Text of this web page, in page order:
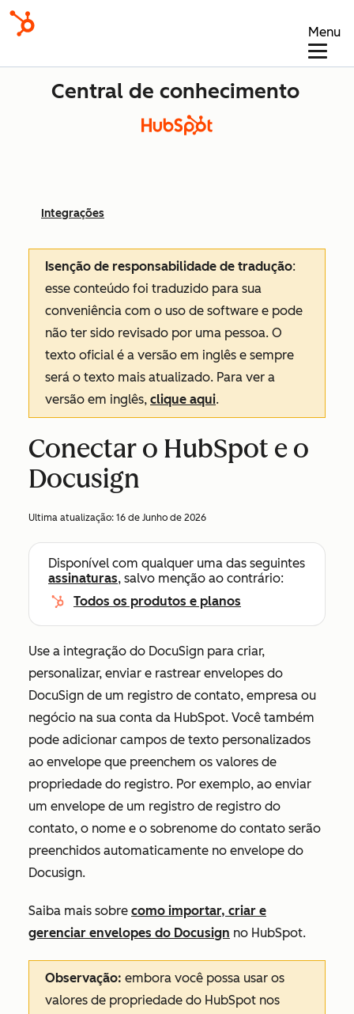
Menu
Central de conhecimento
Integrações
Isenção de responsabilidade de tradução:
esse conteúdo foi traduzido para sua
conveniência com o uso de software e pode
não ter sido revisado por uma pessoa. O
texto oficial é a versão em inglês e sempre
será o texto mais atualizado. Para ver a
versão em inglês, clique aqui.
Conectar o HubSpot e o
Docusign
Ultima atualização: 16 de Junho de 2026
Disponível com qualquer uma das seguintes
assinaturas, salvo menção ao contrário:
Todos os produtos e planos
Use a integração do DocuSign para criar,
personalizar, enviar e rastrear envelopes do
DocuSign de um registro de contato, empresa ou
negócio na sua conta da HubSpot. Você também
pode adicionar campos de texto personalizados
ao envelope que preenchem os valores de
propriedade do registro. Por exemplo, ao enviar
um envelope de um registro de registro do
contato, o nome e o sobrenome do contato serão
preenchidos automaticamente no envelope do
Docusign.
Saiba mais sobre como importar, criar e
gerenciar envelopes do Docusign no HubSpot.
Observação: embora você possa usar os
valores de propriedade do HubSpot nos